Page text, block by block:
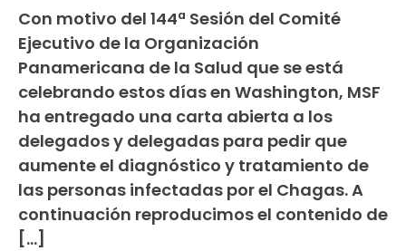
Con motivo del 144ª Sesión del Comité
Ejecutivo de la Organización
Panamericana de la Salud que se está
celebrando estos días en Washington, MSF
ha entregado una carta abierta a los
delegados y delegadas para pedir que
aumente el diagnóstico y tratamiento de
las personas infectadas por el Chagas. A
continuación reproducimos el contenido de
[…]